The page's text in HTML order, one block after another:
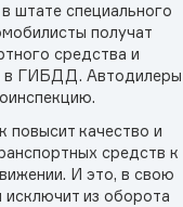
штате специального
получат
средства и
в ГИБДД. Автодилеры
повысит качество и
средств к
И это, в свою
исключит из оборота